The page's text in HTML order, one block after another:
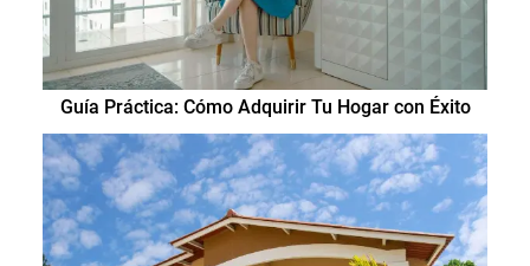
Guía Práctica: Cómo Adquirir Tu Hogar con Éxito